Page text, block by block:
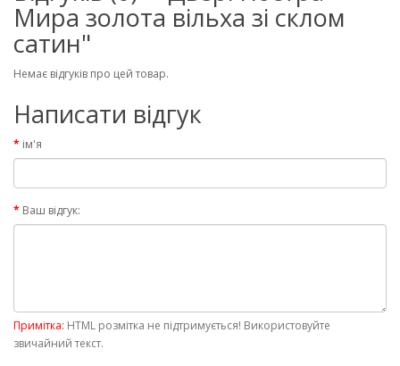
Мира золота вільха зі склом
сатин"
Немає відгуків про цей товар.
Написати відгук
ім'я
Ваш відгук:
Примітка: HTML розмітка не підтримується! Використовуйте
звичайний текст.